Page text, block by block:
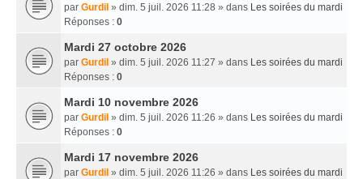
par Gurdil » dim. 5 juil. 2026 11:28 » dans Les soirées du mardi
Réponses : 0
Mardi 27 octobre 2026
par Gurdil » dim. 5 juil. 2026 11:27 » dans Les soirées du mardi
Réponses : 0
Mardi 10 novembre 2026
par Gurdil » dim. 5 juil. 2026 11:26 » dans Les soirées du mardi
Réponses : 0
Mardi 17 novembre 2026
par Gurdil » dim. 5 juil. 2026 11:26 » dans Les soirées du mardi